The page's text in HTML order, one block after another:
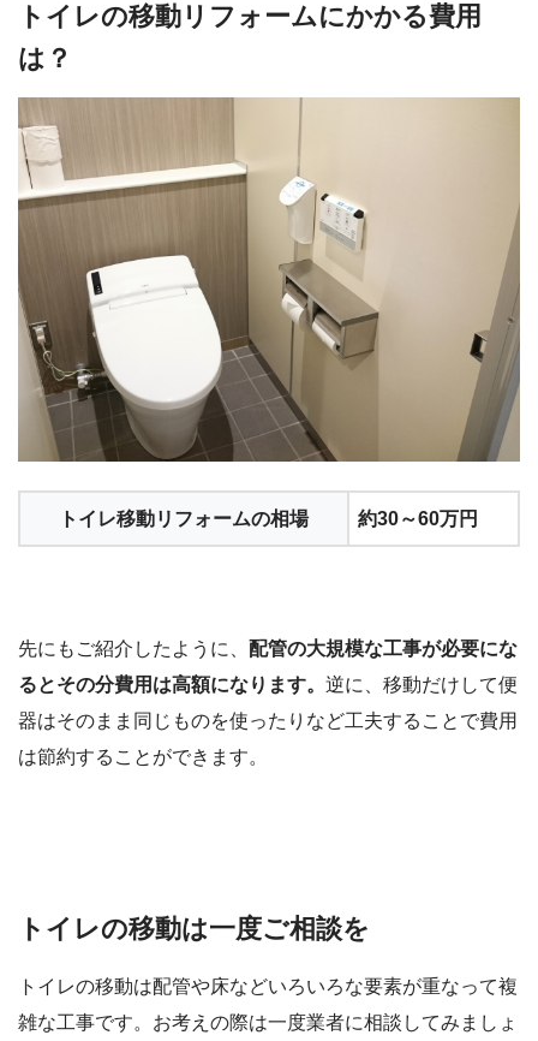
トイレの移動リフォームにかかる費用
は？
トイレ移動リフォームの相場 約30～60万円
先にもご紹介したように、 配管の大規模な工事が必要にな
るとその分費用は高額になります。 逆に、移動だけして便
器はそのまま同じものを使ったりなど工夫することで費用
は節約することができます。
トイレの移動は一度ご相談を
トイレの移動は配管や床などいろいろな要素が重なって複
雑な工事です。お考えの際は一度業者に相談してみましょ